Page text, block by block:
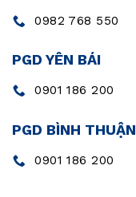
0982 768 550
PGD YÊN BÁI
0901 186 200
PGD BÌNH THUẬN
0901 186 200